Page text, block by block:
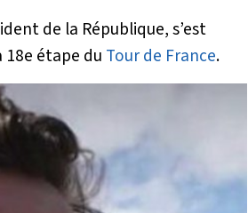
de la République, s’est
18e étape du Tour de France.